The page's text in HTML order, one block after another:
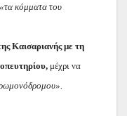
«τα κόμματα του
Καισαριανής με τη
μέχρι να